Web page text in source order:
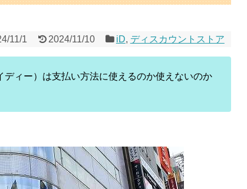
11/1 2024/11/10 iD, ディスカウントストア
ディー）は支払い方法に使えるのか使えないのか